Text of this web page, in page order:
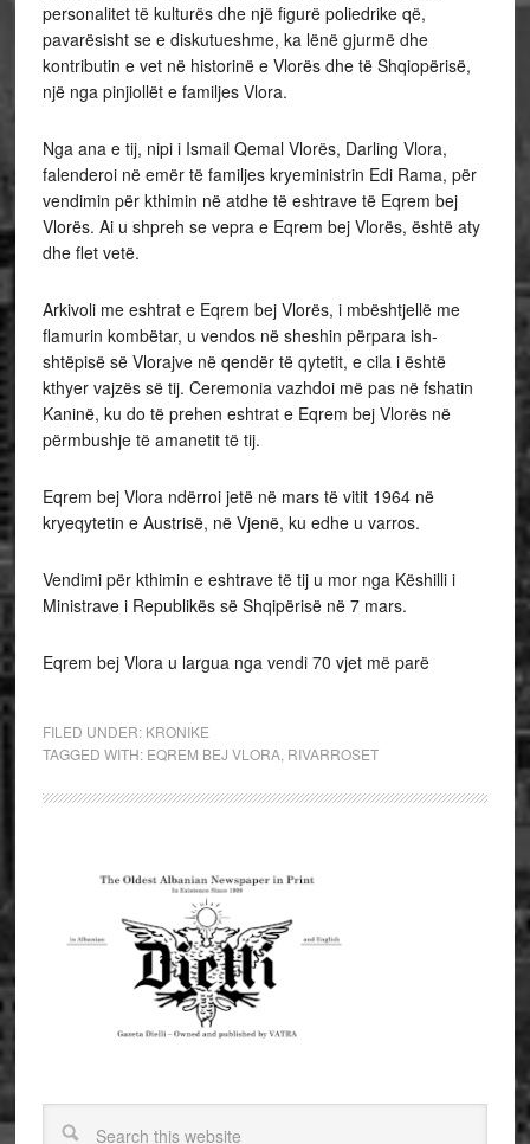
personalitet të kulturës dhe një figurë poliedrike që,
pavarësisht se e diskutueshme, ka lënë gjurmë dhe
kontributin e vet në historinë e Vlorës dhe të Shqiopërisë,
një nga pinjiollët e familjes Vlora.
Nga ana e tij, nipi i Ismail Qemal Vlorës, Darling Vlora,
falenderoi në emër të familjes kryeministrin Edi Rama, për
vendimin për kthimin në atdhe të eshtrave të Eqrem bej
Vlorës. Ai u shpreh se vepra e Eqrem bej Vlorës, është aty
dhe flet vetë.
Arkivoli me eshtrat e Eqrem bej Vlorës, i mbështjellë me
flamurin kombëtar, u vendos në sheshin përpara ish-
shtëpisë së Vlorajve në qendër të qytetit, e cila i është
kthyer vajzës së tij. Ceremonia vazhdoi më pas në fshatin
Kaninë, ku do të prehen eshtrat e Eqrem bej Vlorës në
përmbushje të amanetit të tij.
Eqrem bej Vlora ndërroi jetë në mars të vitit 1964 në
kryeqytetin e Austrisë, në Vjenë, ku edhe u varros.
Vendimi për kthimin e eshtrave të tij u mor nga Këshilli i
Ministrave i Republikës së Shqipërisë në 7 mars.
Eqrem bej Vlora u largua nga vendi 70 vjet më parë
FILED UNDER: KRONIKE
TAGGED WITH: EQREM BEJ VLORA, RIVARROSET